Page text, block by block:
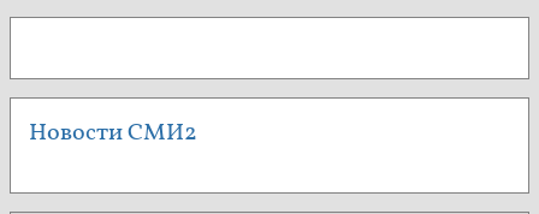
Новости СМИ2